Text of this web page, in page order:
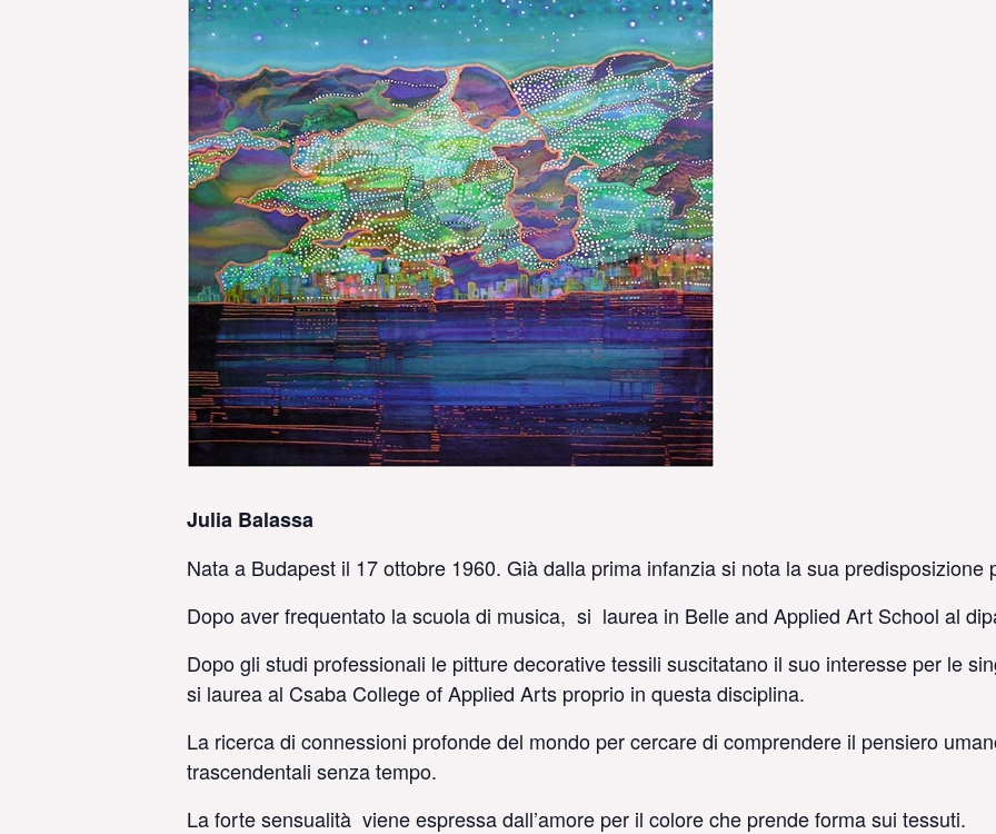
Julia Balassa
Nata a Budapest il 17 ottobre 1960. Già dalla prima infanzia si nota la sua
Dopo aver frequentato la scuola di musica, si laurea in Belle and Applied Art School al
Dopo gli studi professionali le pitture decorative tessili suscitatano il suo interesse per le
si laurea al Csaba College of Applied Arts proprio in questa disciplina.
La ricerca di connessioni profonde del mondo per cercare di comprendere il pensiero
trascendentali senza tempo.
La forte sensualità viene espressa dall’amore per il colore che prende forma sui tessuti.